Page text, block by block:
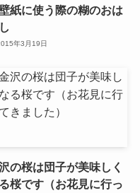
紙に使う際の糊のおは
年3月19日
の桜は団子が美味しく
桜です（お花見に行っ